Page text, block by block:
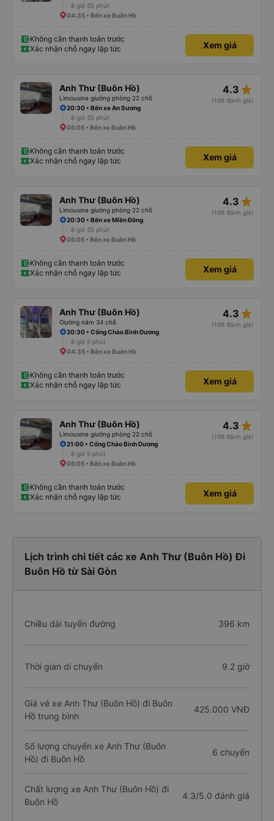
8 giờ 35 phút
04:35 • Bến xe Buôn Hồ
Không cần thanh toán trước
Xác nhận chỗ ngay lập tức
Xem giá
Anh Thư (Buôn Hồ)
Limousine giường phòng 22 chỗ
4.3 star_rate
(199 đánh giá)
20:30 • Bến xe An Sương
8 giờ 35 phút
05:05 • Bến xe Buôn Hồ
Không cần thanh toán trước
Xác nhận chỗ ngay lập tức
Xem giá
Anh Thư (Buôn Hồ)
Limousine giường phòng 22 chỗ
4.3 star_rate
(199 đánh giá)
20:30 • Bến xe Miền Đông
8 giờ 35 phút
05:05 • Bến xe Buôn Hồ
Không cần thanh toán trước
Xác nhận chỗ ngay lập tức
Xem giá
Anh Thư (Buôn Hồ)
Giường nằm 34 chỗ
4.3 star_rate
(199 đánh giá)
20:30 • Cổng Chào Bình Dương
8 giờ 5 phút
04:35 • Bến xe Buôn Hồ
Không cần thanh toán trước
Xác nhận chỗ ngay lập tức
Xem giá
Anh Thư (Buôn Hồ)
Limousine giường phòng 22 chỗ
4.3 star_rate
(199 đánh giá)
21:00 • Cổng Chào Bình Dương
8 giờ 5 phút
05:05 • Bến xe Buôn Hồ
Không cần thanh toán trước
Xác nhận chỗ ngay lập tức
Xem giá
Lịch trình chi tiết các xe Anh Thư (Buôn Hồ) Đi
Buôn Hồ từ Sài Gòn
Chiều dài tuyến đường 396 km
Thời gian di chuyển 9.2 giờ
Giá vé xe Anh Thư (Buôn Hồ) đi Buôn
Hồ trung bình
425.000 VNĐ
Số lượng chuyến xe Anh Thư (Buôn
Hồ) đi Buôn Hồ
6 chuyến
Chất lượng xe Anh Thư (Buôn Hồ) đi
Buôn Hồ
4.3/5.0 đánh giá